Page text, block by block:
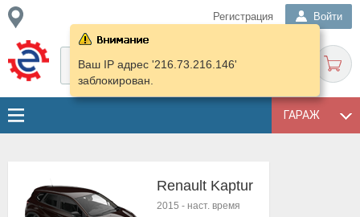
Регистрация Войти
ГАРАЖ
Ваш IP адрес '216.73.216.146'
заблокирован.
Renault Kaptur
2015 - наст. время